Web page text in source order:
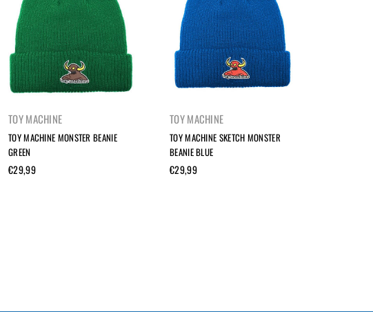
TOY MACHINE
TOY MACHINE MONSTER BEANIE
GREEN
Normale
€29,99
TOY MACHINE
TOY MACHINE SKETCH MONSTER
BEANIE BLUE
Normale
€29,99